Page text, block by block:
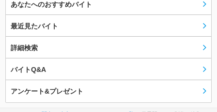
あなたへのおすすめバイト
最近見たバイト
詳細検索
バイトQ&A
アンケート&プレゼント